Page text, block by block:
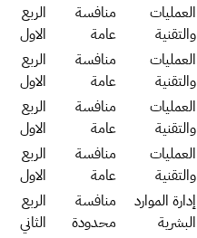
العمليات
والتقنية
منافسة
عامة
الربع
الاول
العمليات
والتقنية
منافسة
عامة
الربع
الاول
العمليات
والتقنية
منافسة
عامة
الربع
الاول
العمليات
والتقنية
منافسة
عامة
الربع
الاول
إدارة الموارد
البشرية
منافسة
محدودة
الربع
الثاني